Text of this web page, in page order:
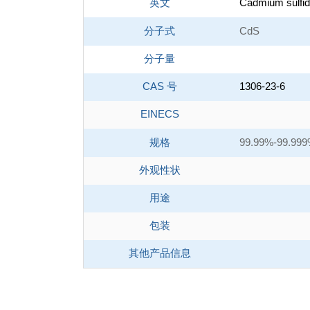
英文 Cadmium
分子式 CdS
分子量
CAS 号 1306-23-6
EINECS
规格 99.99%-
外观性状
用途
包装
其他产品信息